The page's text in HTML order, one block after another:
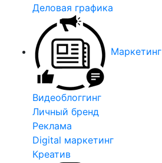
Деловая графика
Маркетинг
Видеоблоггинг
Личный бренд
Реклама
Digital маркетинг
Креатив